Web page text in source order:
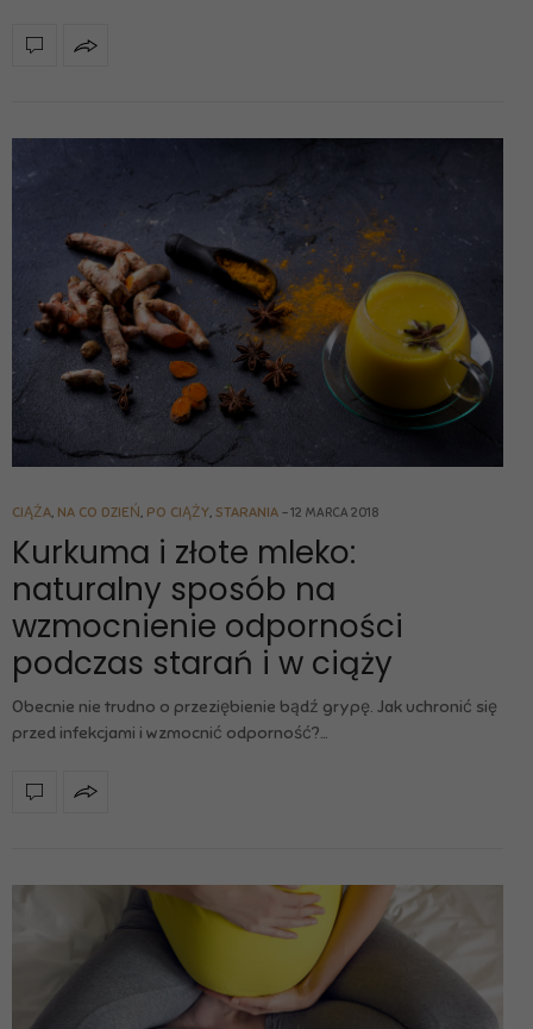
CIĄŻA NA CO DZIEŃ PO CIĄŻY STARANIA 12 MARCA 2018
Kurkuma i złote mleko:
naturalny sposób na
wzmocnienie odporności
podczas starań i w ciąży
Obecnie nie trudno o przeziębienie bądź grypę. Jak uchronić się
przed infekcjami i wzmocnić odporność?…